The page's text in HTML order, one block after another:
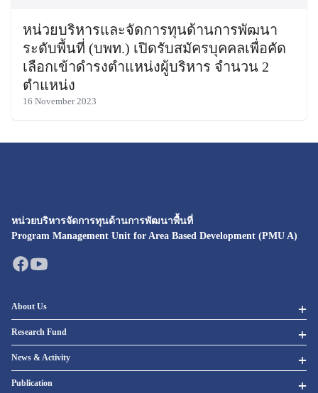
หน่วยบริหารและจัดการทุนด้านการพัฒนา
ระดับพื้นที่ (บพท.) เปิดรับสมัครบุคคลเพื่อคัด
เลือกเข้าดำรงตำแหน่งผู้บริหาร จำนวน 2
ตำแหน่ง
16 November 2023
หน่วยบริหารจัดการทุนด้านการพัฒนาพื้นที่
Program Management Unit for Area Based Development (PMU A)
About Us
Research Fund
News & Activity
Publication